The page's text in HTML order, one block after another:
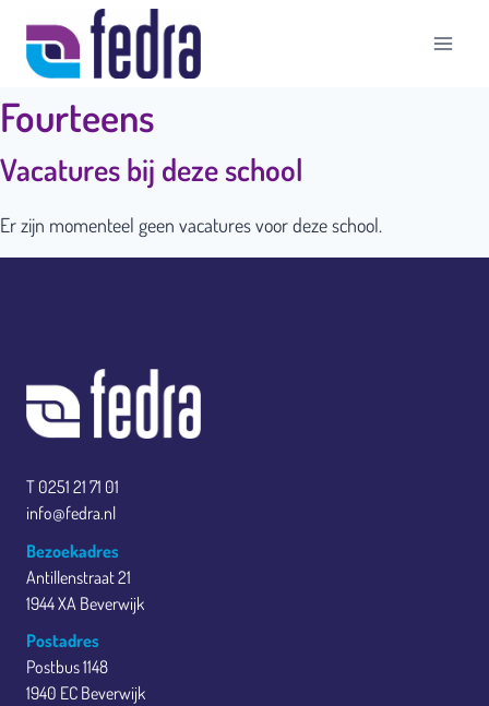
naar
inhoud
Fourteens
Vacatures bij deze school
Er zijn momenteel geen vacatures voor deze school.
T 0251 21 71 01
info@fedra.nl
Bezoekadres
Antillenstraat 21
1944 XA Beverwijk
Postadres
Postbus 1148
1940 EC Beverwijk